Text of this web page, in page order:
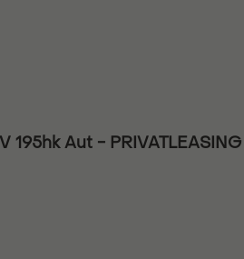
195hk Aut - PRIVATLEASING